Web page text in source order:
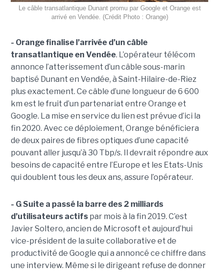
Le câble transatlantique Dunant promu par Google et Orange est
arrivé en Vendée. (Crédit Photo : Orange)
- Orange finalise l’arrivée d’un câble
transatlantique en Vendée. L’opérateur télécom
annonce l’atterissement d’un câble sous-marin
baptisé Dunant en Vendée, à Saint-Hilaire-de-Riez
plus exactement. Ce câble d’une longueur de 6 600
km est le fruit d’un partenariat entre Orange et
Google. La mise en service du lien est prévue d’ici la
fin 2020. Avec ce déploiement, Orange bénéficiera
de deux paires de fibres optiques d’une capacité
pouvant aller jusqu’à 30 Tbp/s. Il devrait répondre aux
besoins de capacité entre l’Europe et les Etats-Unis
qui doublent tous les deux ans, assure l’opérateur.
- G Suite a passé la barre des 2 milliards
d’utilisateurs actifspar mois à la fin 2019. C’est
Javier Soltero, ancien de Microsoft et aujourd’hui
vice-président de la suite collaborative et de
productivité de Google qui a annoncé ce chiffre dans
une interview. Même si le dirigeant refuse de donner